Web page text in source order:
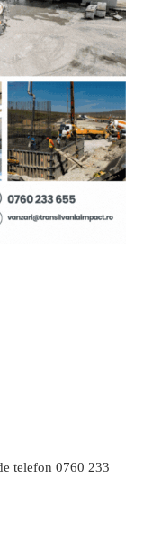
telefon 0760 233